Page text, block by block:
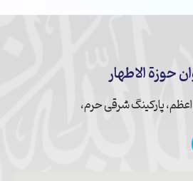
حوزة الاطهار
پارکینگ شرقی حرم،